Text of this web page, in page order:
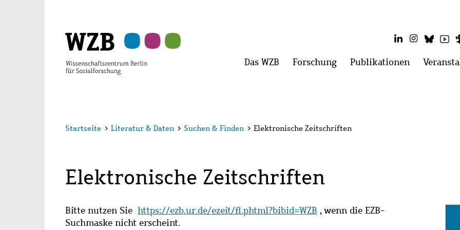
LinkedInInstagram
Hauptmenü
Das WZB Menü
Forschung Menü
Publikationen Menü
Startseite > Literatur & Daten > Suchen & Finden > Elektronische Zeitschriften
Elektronische Zeitschriften
Bitte nutzen Sie https://ezb.ur.de/ezeit/fl.phtml?bibid=WZB , wenn die EZB-
Suchmaske nicht erscheint.